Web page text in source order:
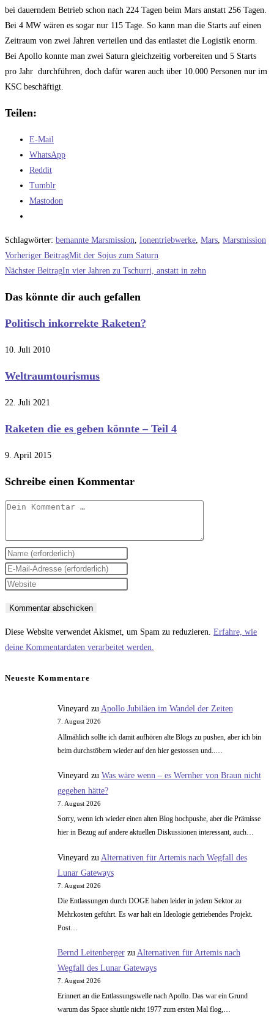
bei dauerndem Betrieb schon nach 224 Tagen beim Mars anstatt 256 Tagen.
Bei 4 MW wären es sogar nur 115 Tage. So kann man die Starts auf einen
Zeitraum von zwei Jahren verteilen und das entlastet die Logistik enorm.
Bei Apollo konnte man zwei Saturn gleichzeitig vorbereiten und 5 Starts
pro Jahr durchführen, doch dafür waren auch über 10.000 Personen nur im
KSC beschäftigt.
Teilen:
E-Mail
WhatsApp
Reddit
Tumblr
Mastodon
Schlagwörter: bemannte Marsmission Ionentriebwerke Mars Marsmission
Weitere
Artikel
ansehen
Vorheriger BeitragMit der Sojus zum Saturn
Nächster BeitragIn vier Jahren zu Tschurri, anstatt in zehn
Das könnte dir auch gefallen
Politisch inkorrekte Raketen?
10. Juli 2010
Weltraumtourismus
22. Juli 2021
Raketen die es geben könnte – Teil 4
9. April 2015
Schreibe einen Kommentar
Kommentar
Gib
deinen
Namen
zum
Kommentieren
Gib
deine
Adresse
zum
ein
Gib
URL
ein
Diese Website verwendet Akismet, um Spam zu reduzieren. Erfahre, wie
deine Kommentardaten verarbeitet werden.
Neueste Kommentare
Vineyardzu Apollo Jubiläen im Wandel der Zeiten
7. August 2026
Allmählich sollte ich damit aufhören alte Blogs zu pushen, aber ich bin
beim durchstöbern wieder auf den hier gestossen und..…
Vineyard zu Was wäre wenn – es Wernher von Braun nicht
gegeben hätte?
7. August 2026
Sorry, wenn ich wieder einen alten Blog hochpushe, aber die Prämisse
hier in Bezug auf andere aktuellen Diskussionen interessant, auch…
Vineyard zu Alternativen für Artemis nach Wegfall des
Lunar Gateways
7. August 2026
Die Entlassungen durch DOGE haben leider in jedem Sektor zu
Mehrkosten geführt. Es war halt ein Ideologie getriebendes Projekt.
Post…
Bernd Leitenbergerzu Alternativen für Artemis nach
Wegfall des Lunar Gateways
7. August 2026
Erinnert an die Entlassungswelle nach Apollo. Das war ein Grund
warum das Space shuttle nicht 1977 zum ersten Mal flog,…